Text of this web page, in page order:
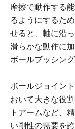
摩擦で動作する
るようにするた
せると、軸に沿
滑らかな動作に
ボールブッシン
ボールジョイン
おいて大きな役
トアームなど、
い剛性の需要を